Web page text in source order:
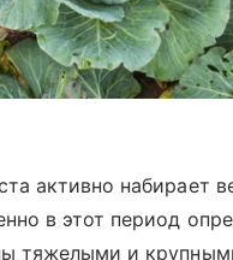
активно набирает
в этот период
тяжелыми и